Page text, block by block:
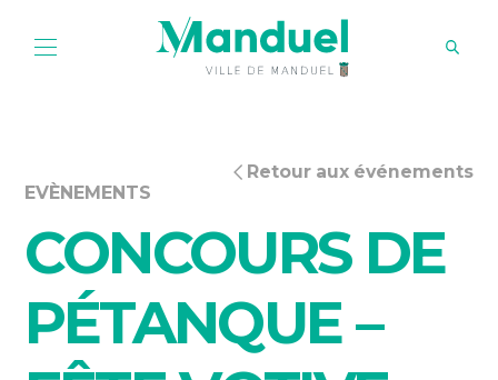
EVÈNEMENTS
Retour aux événements
CONCOURS DE
PÉTANQUE –